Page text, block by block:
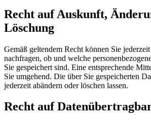
Recht auf Auskunft,
Löschung
Gemäß geltendem Recht können Sie
nachfragen, ob und welche
Sie gespeichert sind. Eine entsprechende
Sie umgehend. Die über Sie gespeicherten
jederzeit abändern oder löschen lassen.
Recht auf